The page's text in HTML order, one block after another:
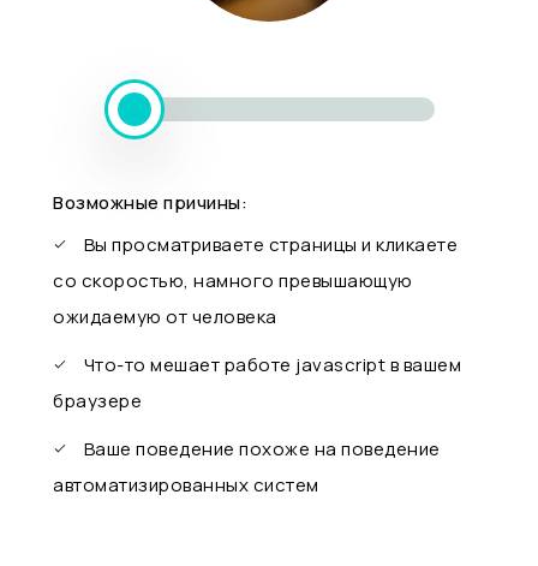
Возможные причины:
Вы просматриваете страницы и кликаете
со скоростью, намного превышающую
ожидаемую от человека
Что-то мешает работе javascript в вашем
браузере
Ваше поведение похоже на поведение
автоматизированных систем